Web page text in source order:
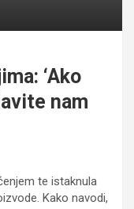
‘Ako
nam
te istaknula
Kako navodi,